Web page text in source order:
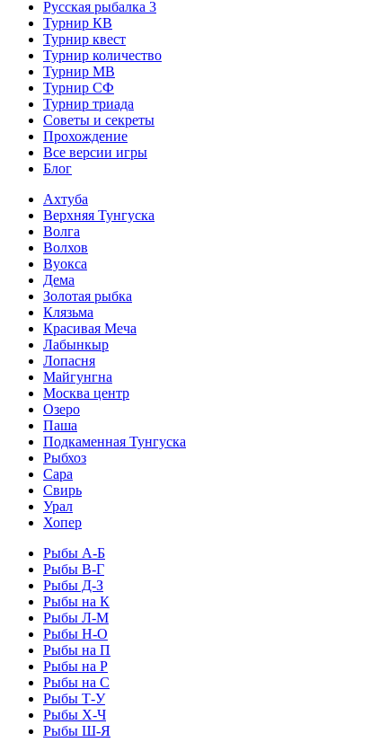
Русская рыбалка 3
Турнир КВ
Турнир квест
Турнир количество
Турнир МВ
Турнир СФ
Турнир триада
Советы и секреты
Прохождение
Все версии игры
Блог
Ахтуба
Верхняя Тунгуска
Волга
Волхов
Вуокса
Дема
Золотая рыбка
Клязьма
Красивая Меча
Лабынкыр
Лопасня
Майгунгна
Москва центр
Озеро
Паша
Подкаменная Тунгуска
Рыбхоз
Сара
Свирь
Урал
Хопер
Рыбы А-Б
Рыбы В-Г
Рыбы Д-З
Рыбы на К
Рыбы Л-М
Рыбы Н-О
Рыбы на П
Рыбы на Р
Рыбы на С
Рыбы Т-У
Рыбы Х-Ч
Рыбы Ш-Я